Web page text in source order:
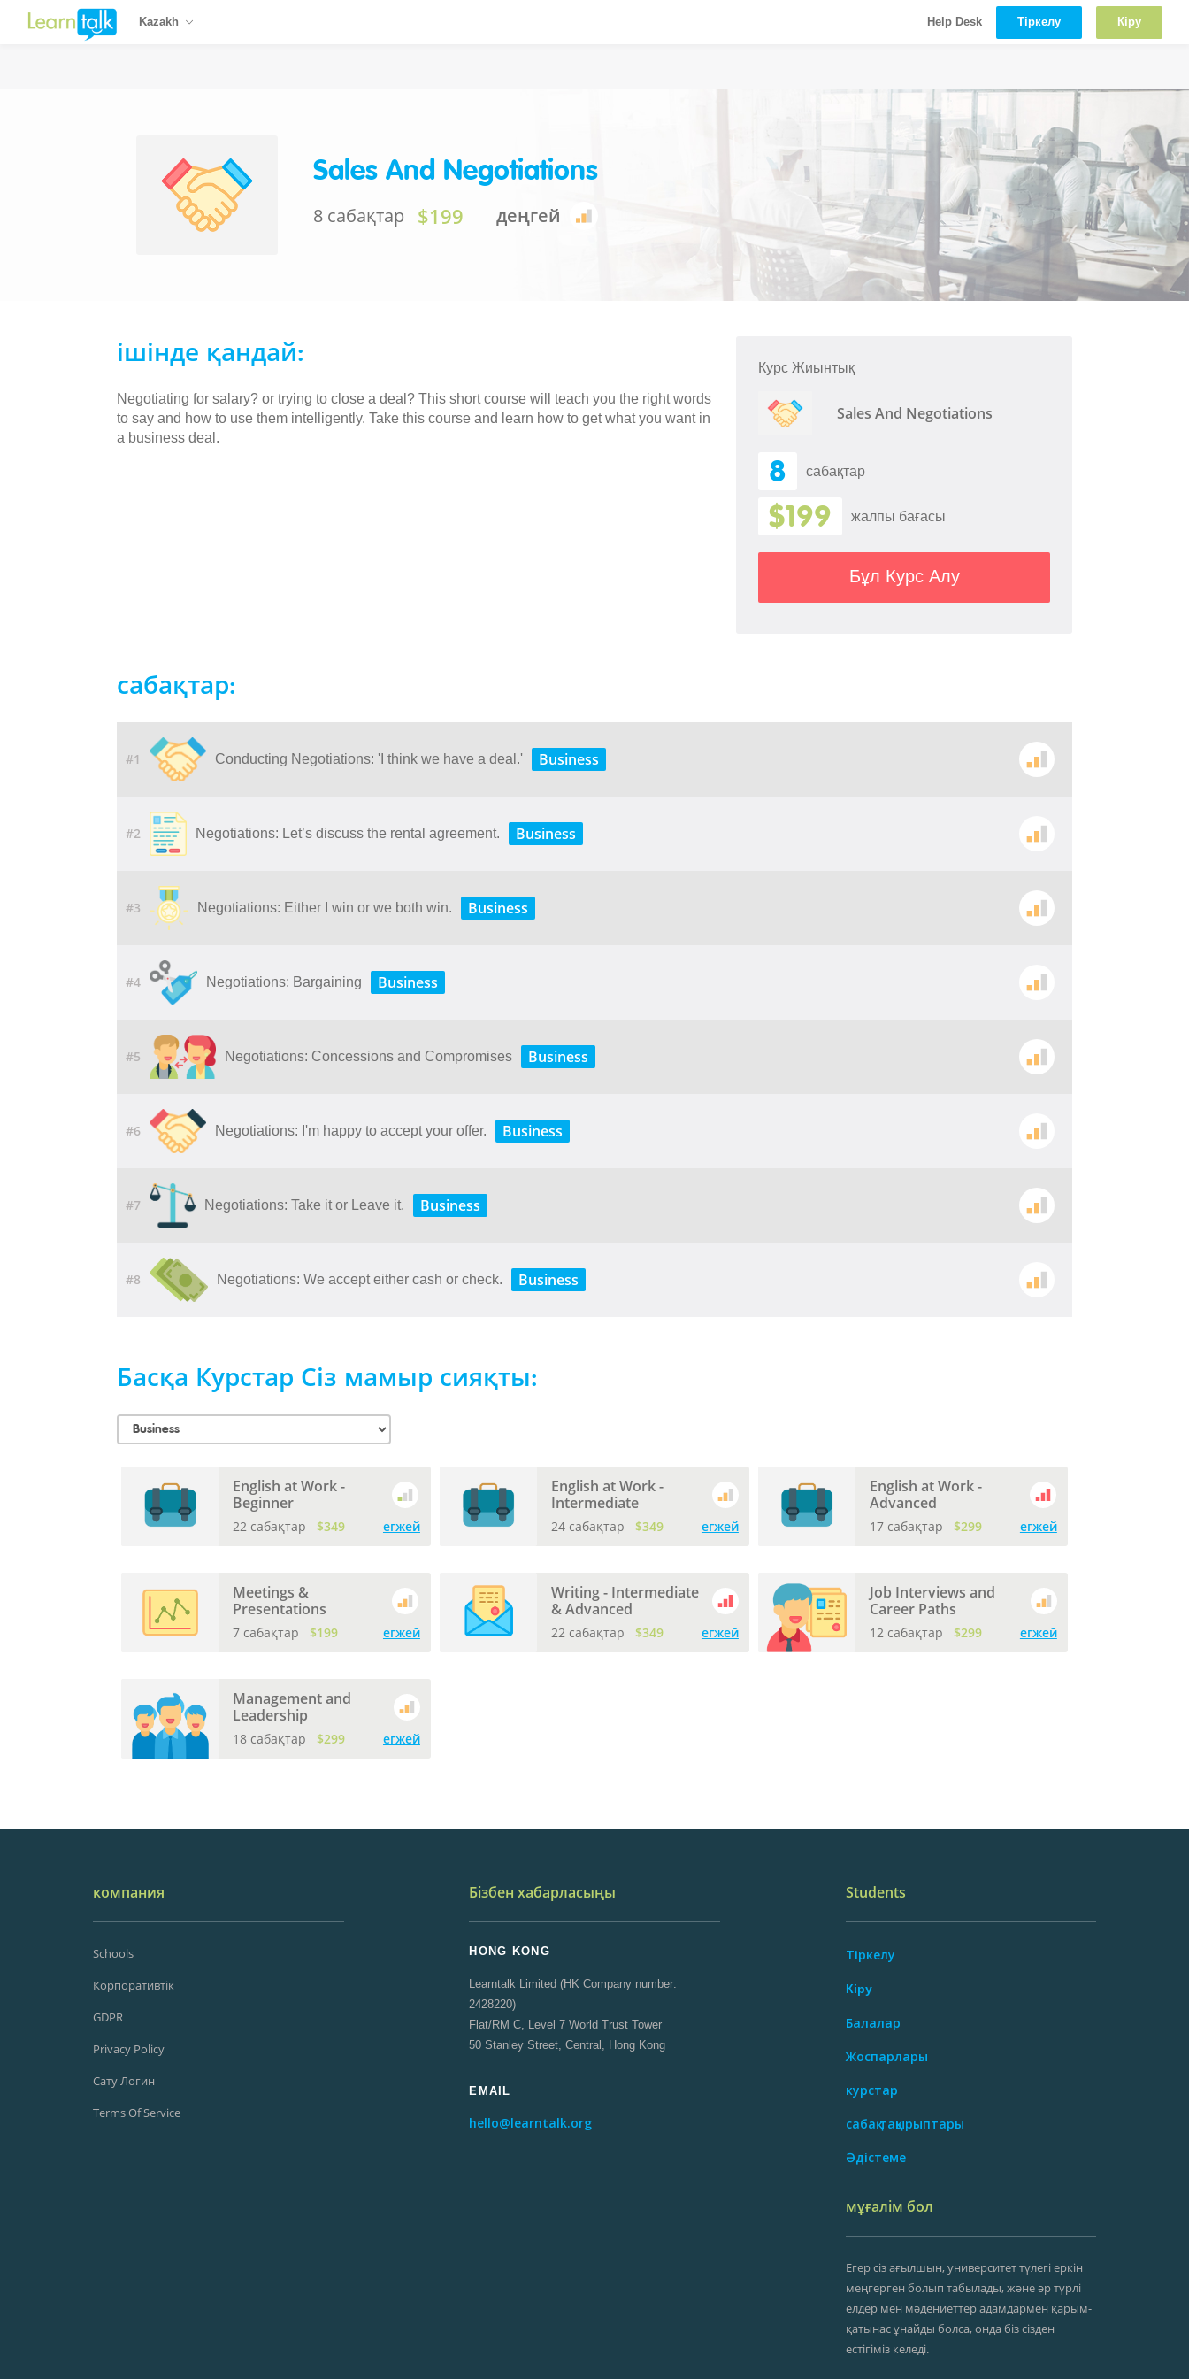
Kazakh Help Desk Тіркелу Кіру
Sales And Negotiations
8 сабақтар $199 деңгей
ішінде қандай:
Negotiating for salary? or trying to close a deal? This short course will teach you the right words
to say and how to use them intelligently. Take this course and learn how to get what you want in
a business deal.
Курс Жиынтық
Sales And Negotiations
8 сабақтар
$199 жалпы бағасы
Бұл Курс Алу
сабақтар:
#1 Conducting Negotiations: 'I think we have a deal.' Business
#2 Negotiations: Let’s discuss the rental agreement. Business
#3 Negotiations: Either I win or we both win. Business
#4 Negotiations: Bargaining Business
#5 Negotiations: Concessions and Compromises Business
#6 Negotiations: I'm happy to accept your offer. Business
#7 Negotiations: Take it or Leave it. Business
#8 Negotiations: We accept either cash or check. Business
Басқа Курстар Сіз мамыр сияқты:
English at Work -
Beginner
22 сабақтар $349 егжей
English at Work -
Intermediate
24 сабақтар $349 егжей
English at Work -
Advanced
17 сабақтар $299 егжей
Meetings &
Presentations
7 сабақтар $199 егжей
Writing - Intermediate
& Advanced
22 сабақтар $349 егжей
Job Interviews and
Career Paths
12 сабақтар $299 егжей
Management and
Leadership
18 сабақтар $299 егжей
компания
Schools
Корпоративтік
GDPR
Privacy Policy
Сату Логин
Terms Of Service
Бізбен хабарласыңы
HONG KONG
Learntalk Limited (HK Company number:
2428220)
Flat/RM C, Level 7 World Trust Tower
50 Stanley Street, Central, Hong Kong
EMAIL
hello@learntalk.org
Students
Тіркелу
Кіру
Балалар
Жоспарлары
курстар
сабақ тақырыптары
Әдістеме
мұғалім бол
Егер сіз ағылшын, университет түлегі еркін
меңгерген болып табылады, және әр түрлі
елдер мен мәдениеттер адамдармен қарым-
қатынас ұнайды болса, онда біз сізден
естігіміз келеді.